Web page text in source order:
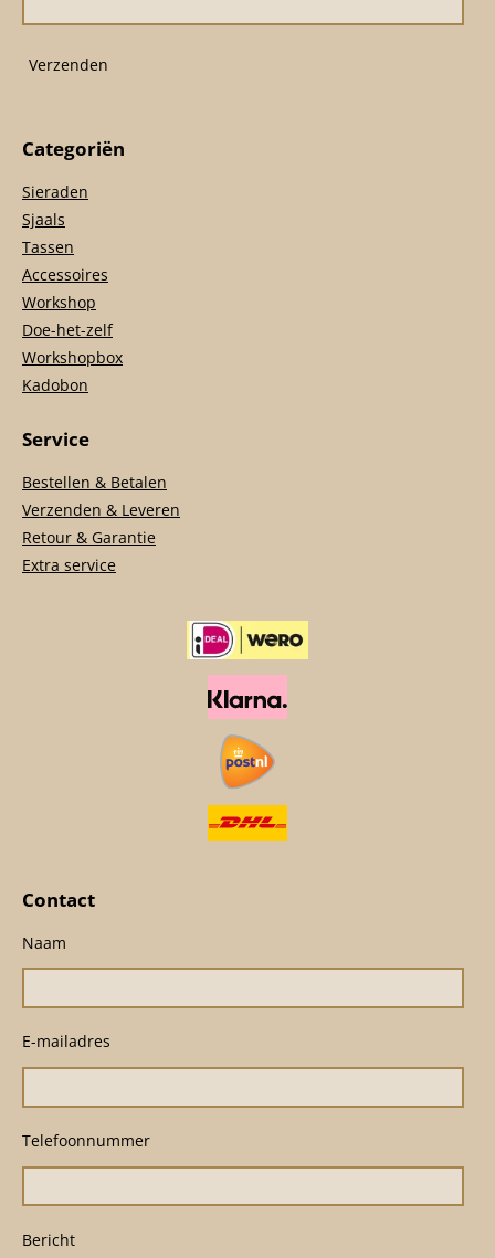
m
Verzenden
Categoriën
Sieraden
Sjaals
Tassen
Accessoires
Workshop
Doe-het-zelf
Workshopbox
Kadobon
Service
Bestellen & Betalen
Verzenden & Leveren
Retour & Garantie
Extra service
Contact
Naam
E-mailadres
Telefoonnummer
Bericht